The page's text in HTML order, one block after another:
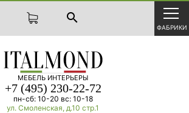
search
ФАБРИКИ
МЕБЕЛЬ ИНТЕРЬЕРЫ
+7 (495) 230-22-72
пн-сб: 10-20 вс: 10-18
ул. Смоленская, д.10 стр.1